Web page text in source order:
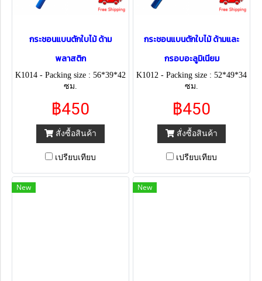
กระชอนแบนตักใบไม้ ด้าม
พลาสติก
K1014 - Packing size : 56*39*42
ซม.
฿450
สั่งซื้อสินค้า
เปรียบเทียบ
กระชอนแบนตักใบไม้ ด้ามและ
กรอบอะลูมิเนียม
K1012 - Packing size : 52*49*34
ซม.
฿450
สั่งซื้อสินค้า
เปรียบเทียบ
New New